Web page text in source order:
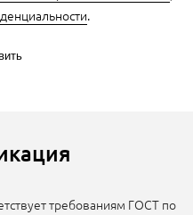
.
требованиям ГОСТ по